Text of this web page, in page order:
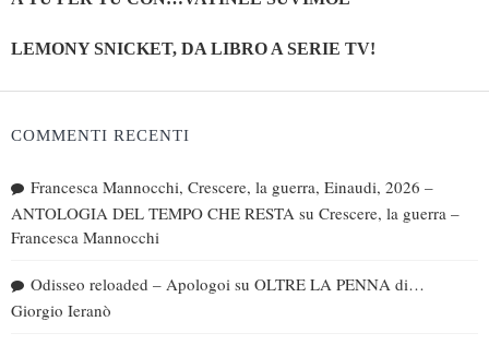
LEMONY SNICKET, DA LIBRO A SERIE TV!
COMMENTI RECENTI
Francesca Mannocchi, Crescere, la guerra, Einaudi, 2026 –
ANTOLOGIA DEL TEMPO CHE RESTA su Crescere, la guerra –
Francesca Mannocchi
Odisseo reloaded – Apologoi su OLTRE LA PENNA di…
Giorgio Ieranò